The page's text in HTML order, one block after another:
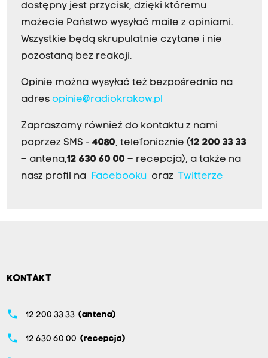
dostępny jest przycisk, dzięki któremu
możecie Państwo wysyłać maile z opiniami.
Wszystkie będą skrupulatnie czytane i nie
pozostaną bez reakcji.
Opinie można wysyłać też bezpośrednio na
adres opinie@radiokrakow.pl
Zapraszamy również do kontaktu z nami
poprzez SMS - 4080, telefonicznie (12 200 33 33
– antena,12 630 60 00 – recepcja), a także na
nasz profil na
Facebookuoraz Twitterze
KONTAKT
phone 12 200 33 33 (antena)
phone 12 630 60 00 (recepcja)